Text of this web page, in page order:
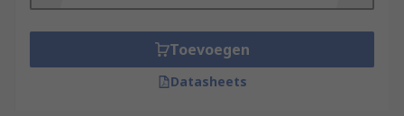
Features and Benefits:
Easy to Assemble
Toevoegen
Datasheets